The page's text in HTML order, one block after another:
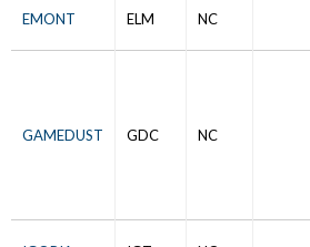
EMONT ELM NC
GAMEDUST GDC NC